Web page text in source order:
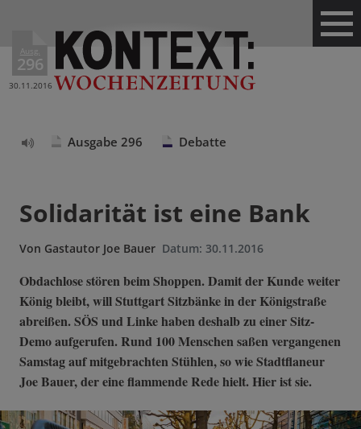
Ausg.
296
30.11.2016
Ausgabe 296 Debatte
Solidarität ist eine Bank
Von Gastautor Joe Bauer Datum: 30.11.2016
Obdachlose stören beim Shoppen. Damit der Kunde weiter
König bleibt, will Stuttgart Sitzbänke in der Königstraße
abreißen. SÖS und Linke haben deshalb zu einer Sitz-
Demo aufgerufen. Rund 100 Menschen saßen vergangenen
Samstag auf mitgebrachten Stühlen, so wie Stadtflaneur
Joe Bauer, der eine flammende Rede hielt. Hier ist sie.